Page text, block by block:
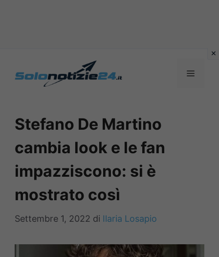
MENU
Stefano De Martino
cambia look e le fan
impazziscono: si è
mostrato così
Settembre 1, 2022 di Ilaria Losapio